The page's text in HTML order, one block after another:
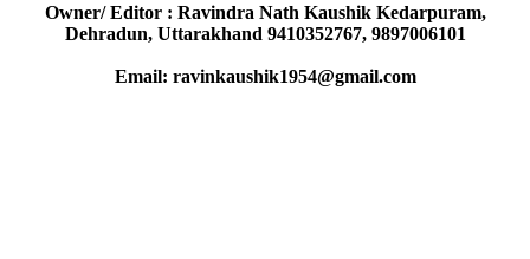
Owner/ Editor : Ravindra Nath Kaushik Kedarpuram,
Dehradun, Uttarakhand 9410352767, 9897006101
Email: ravinkaushik1954@gmail.com